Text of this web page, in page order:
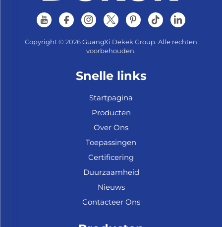
Copyright © 2026 GuangXi Dekek Group. Alle rechten
voorbehouden.
Snelle links
Startpagina
Producten
Over Ons
Toepassingen
Certificering
Duurzaamheid
Nieuws
Contacteer Ons